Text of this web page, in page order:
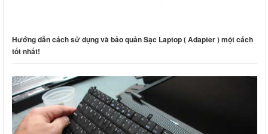
Hướng dẫn cách sử dụng và bảo quản Sạc Laptop ( Adapter ) một cách
tốt nhất!